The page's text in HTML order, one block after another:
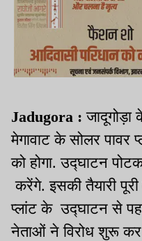
Jadugora :जादूगोड़ा
मेगावाट के सोलर पावर
को होगा. उद्घाटन
करेंगे. इसकी तैयारी
प्लांट के उद्घाटन से
नेताओं ने विरोध शुरू कर